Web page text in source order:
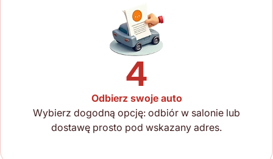
4
Odbierz swoje auto
Wybierz dogodną opcję: odbiór w salonie lub
dostawę prosto pod wskazany adres.